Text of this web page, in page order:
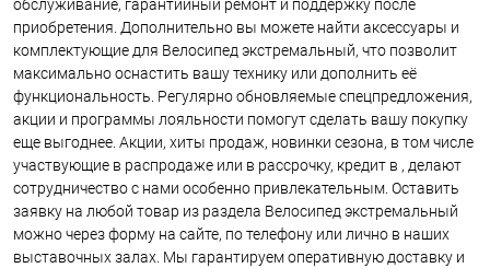
обслуживание, гарантийный ремонт и поддержку после
приобретения. Дополнительно вы можете найти аксессуары и
комплектующие для Велосипед экстремальный, что позволит
максимально оснастить вашу технику или дополнить её
функциональность. Регулярно обновляемые спецпредложения,
акции и программы лояльности помогут сделать вашу покупку
еще выгоднее. Акции, хиты продаж, новинки сезона, в том числе
участвующие в распродаже или в рассрочку, кредит в , делают
сотрудничество с нами особенно привлекательным. Оставить
заявку на любой товар из раздела Велосипед экстремальный
можно через форму на сайте, по телефону или лично в наших
выставочных залах. Мы гарантируем оперативную доставку и